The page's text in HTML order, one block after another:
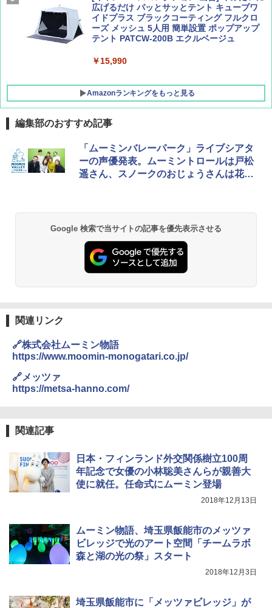
広げるだけ パッとサッとテント キューブワ
イドプラス ブラックコーティング フルクロ
ーズ メッシュ 5人用 簡単設置 ポップアップ
テント PATCW-200B エクルベージュ
￥15,990
Amazonランキングをもっと見る
BUNDOK(バンドック)ソロ ドーム 1 EX BDK
-08EX カーキ ソロキャンプ ポリエステル フ
レーム テント
026リニューアル 急速冷凍 空間倍増 衛生的
コンパクト 保冷力長持ち
￥2,980
￥6,999
熊撃退スプレー 熊よけスプレー 熊スプレー
送
￥3,680
通気窓付き】収納袋付き UVカット 防水 防災
コンパクト iimono117 (ブルー)
￥3,080
編集部のおすすめ記事
「ムーミンバレーパーク」ライブシアタ
ーの声優発表。ムーミントロールは戸松
遥さん、スノークのおじょうさんは花澤
Google 検索で当サイトの記事を優先表示させる
関連リンク
🔗株式会社ムーミン物語
https://www.moomin-monogatari.co.jp/
🔗メッツァ
https://metsa-hanno.com/
関連記事
日本・フィンランド外交関係樹立100周
年記念で女優の小林聡美さんらが親善大
使に就任。任命式にムーミン登場
2018年12月13日
ムーミン物語、埼玉県飯能市のメッツァ
ビレッジで光のアート空間「チームラボ
森と湖の光の祭」スタート
2018年12月3日
埼玉県飯能市に「メッツァビレッジ」が